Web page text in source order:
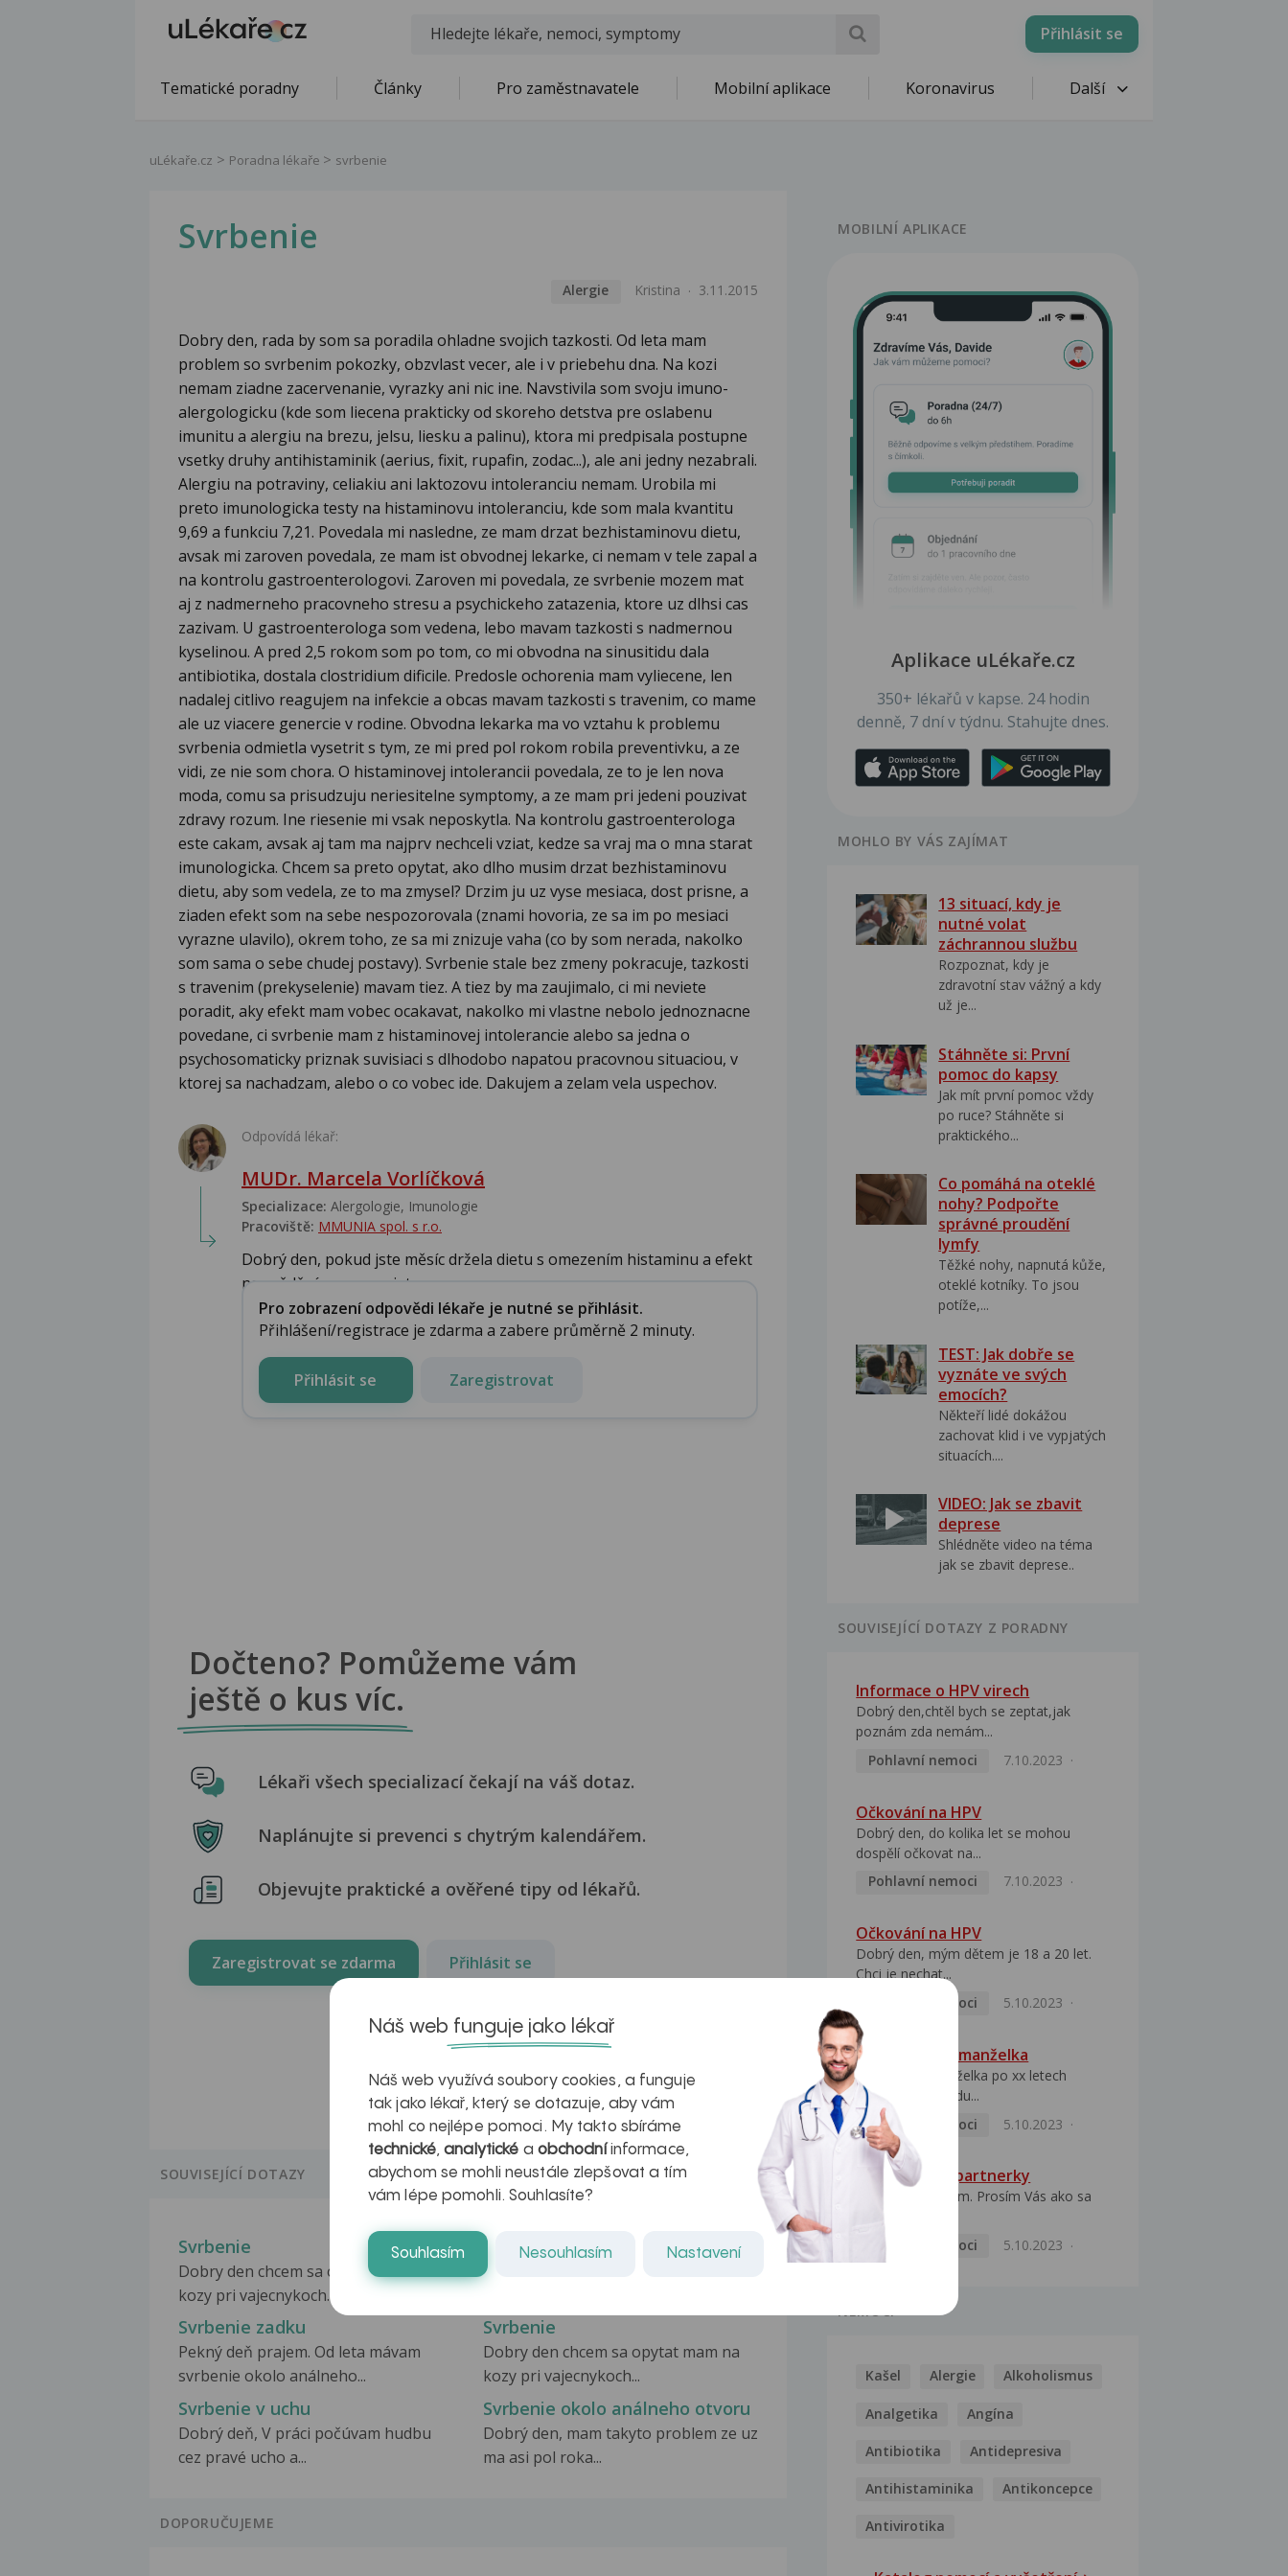
Přihlásit se
Tematické poradny Články Pro zaměstnavatele Mobilní aplikace Koronavirus Další
uLékaře.cz Poradna lékaře svrbenie
Svrbenie
Alergie Kristina 3.11.2015
Dobry den, rada by som sa poradila ohladne svojich tazkosti. Od leta mam
problem so svrbenim pokozky, obzvlast vecer, ale i v priebehu dna. Na kozi
nemam ziadne zacervenanie, vyrazky ani nic ine. Navstivila som svoju imuno-
alergologicku (kde som liecena prakticky od skoreho detstva pre oslabenu
imunitu a alergiu na brezu, jelsu, liesku a palinu), ktora mi predpisala postupne
vsetky druhy antihistaminik (aerius, fixit, rupafin, zodac...), ale ani jedny nezabrali.
Alergiu na potraviny, celiakiu ani laktozovu intoleranciu nemam. Urobila mi
preto imunologicka testy na histaminovu intoleranciu, kde som mala kvantitu
9,69 a funkciu 7,21. Povedala mi nasledne, ze mam drzat bezhistaminovu dietu,
avsak mi zaroven povedala, ze mam ist obvodnej lekarke, ci nemam v tele zapal a
na kontrolu gastroenterologovi. Zaroven mi povedala, ze svrbenie mozem mat
aj z nadmerneho pracovneho stresu a psychickeho zatazenia, ktore uz dlhsi cas
zazivam. U gastroenterologa som vedena, lebo mavam tazkosti s nadmernou
kyselinou. A pred 2,5 rokom som po tom, co mi obvodna na sinusitidu dala
antibiotika, dostala clostridium dificile. Predosle ochorenia mam vyliecene, len
nadalej citlivo reagujem na infekcie a obcas mavam tazkosti s travenim, co mame
ale uz viacere genercie v rodine. Obvodna lekarka ma vo vztahu k problemu
svrbenia odmietla vysetrit s tym, ze mi pred pol rokom robila preventivku, a ze
vidi, ze nie som chora. O histaminovej intolerancii povedala, ze to je len nova
moda, comu sa prisudzuju neriesitelne symptomy, a ze mam pri jedeni pouzivat
zdravy rozum. Ine riesenie mi vsak neposkytla. Na kontrolu gastroenterologa
este cakam, avsak aj tam ma najprv nechceli vziat, kedze sa vraj ma o mna starat
imunologicka. Chcem sa preto opytat, ako dlho musim drzat bezhistaminovu
dietu, aby som vedela, ze to ma zmysel? Drzim ju uz vyse mesiaca, dost prisne, a
ziaden efekt som na sebe nespozorovala (znami hovoria, ze sa im po mesiaci
vyrazne ulavilo), okrem toho, ze sa mi znizuje vaha (co by som nerada, nakolko
som sama o sebe chudej postavy). Svrbenie stale bez zmeny pokracuje, tazkosti
s travenim (prekyselenie) mavam tiez. A tiez by ma zaujimalo, ci mi neviete
poradit, aky efekt mam vobec ocakavat, nakolko mi vlastne nebolo jednoznacne
povedane, ci svrbenie mam z histaminovej intolerancie alebo sa jedna o
psychosomaticky priznak suvisiaci s dlhodobo napatou pracovnou situaciou, v
ktorej sa nachadzam, alebo o co vobec ide. Dakujem a zelam vela uspechov.
Odpovídá lékař:
MUDr. Marcela Vorlíčková
Specializace: Alergologie‎, Imunologie‎
Pracoviště: MMUNIA spol. s r.o.
Dobrý den, pokud jste měsíc držela dietu s omezením histaminu a efekt
na svědění nepozorujet...
Pro zobrazení odpovědi lékaře je nutné se přihlásit.
Přihlášení/registrace je zdarma a zabere průměrně 2 minuty.
Přihlásit se Zaregistrovat
Dočteno? Pomůžeme vám
ještě o kus víc.
Lékaři všech specializací čekají na váš dotaz.
Naplánujte si prevenci s chytrým kalendářem.
Objevujte praktické a ověřené tipy od lékařů.
Zaregistrovat se zdarma Přihlásit se
SOUVISEJÍCÍ DOTAZY
Svrbenie
Dobry den chcem sa opytat mam na
kozy pri vajecnykoch...
Svrbenie
Dobry den chcem sa opytat mam na
Svrbenie zadku
Pekný deň prajem. Od leta mávam
svrbenie okolo análneho...
Svrbenie
Dobry den chcem sa opytat mam na
kozy pri vajecnykoch...
Svrbenie v uchu
Dobrý deň, V práci počúvam hudbu
cez pravé ucho a...
Svrbenie okolo análneho otvoru
Dobrý den, mam takyto problem ze uz
ma asi pol roka...
DOPORUČUJEME
MOBILNÍ APLIKACE
Aplikace uLékaře.cz
350+ lékařů v kapse. 24 hodin
denně, 7 dní v týdnu. Stahujte dnes.
MOHLO BY VÁS ZAJÍMAT
13 situací, kdy je
nutné volat
záchrannou službu
Rozpoznat, kdy je
zdravotní stav vážný a kdy
už je...
Stáhněte si: První
pomoc do kapsy
Jak mít první pomoc vždy
po ruce? Stáhněte si
praktického...
Co pomáhá na oteklé
nohy? Podpořte
správné proudění
lymfy
Těžké nohy, napnutá kůže,
oteklé kotníky. To jsou
potíže,...
TEST: Jak dobře se
vyznáte ve svých
emocích?
Někteří lidé dokážou
zachovat klid i ve vypjatých
situacích....
VIDEO: Jak se zbavit
deprese
Shlédněte video na téma
jak se zbavit deprese..
SOUVISEJÍCÍ DOTAZY Z PORADNY
Informace o HPV virech
Dobrý den,chtěl bych se zeptat,jak
poznám zda nemám...
Pohlavní nemoci
7.10.2023
Očkování na HPV
Dobrý den, do kolika let se mohou
dospělí očkovat na...
Pohlavní nemoci
7.10.2023
Očkování na HPV
Dobrý den, mým dětem je 18 a 20 let.
Chci je nechat...
Pohlavní nemoci
5.10.2023
HPV pozitivní manželka
Dobrý den, manželka po xx letech
přivezla z Východu...
Pohlavní nemoci
5.10.2023
HPV typ 52 u partnerky
Dobrý deň prajem. Prosím Vás ako sa
Pohlavní nemoci
5.10.2023
NEMOCI
Kašel Alergie Alkoholismus
Analgetika Angína
Antibiotika Antidepresiva
Antihistaminika Antikoncepce
Antivirotika
Náš web funguje jako lékař
Náš web využívá soubory cookies, a funguje
tak jako lékař, který se dotazuje, aby vám
mohl co nejlépe pomoci. My takto sbíráme
technické,analytické a obchodníinformace,
abychom se mohli neustále zlepšovat a tím
vám lépe pomohli. Souhlasíte?
Souhlasím Nesouhlasím Nastavení